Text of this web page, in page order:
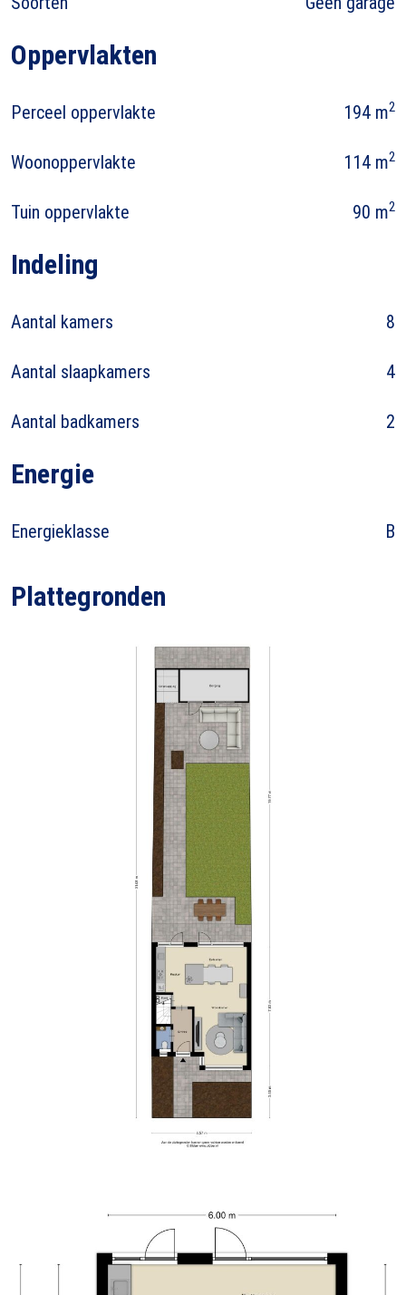
Oppervlakten
Perceel oppervlakte 194 m2
Woonoppervlakte 114 m2
Tuin oppervlakte 90 m2
Indeling
Aantal kamers 8
Aantal slaapkamers 4
Aantal badkamers 2
Energie
Energieklasse B
Plattegronden